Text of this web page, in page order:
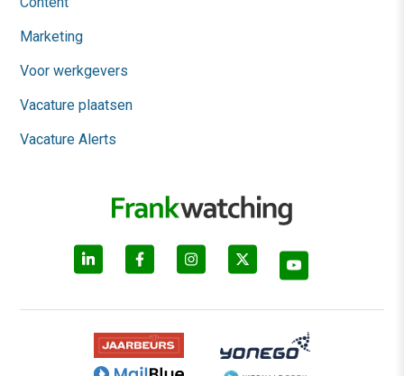
Marketing
Voor werkgevers
Vacature plaatsen
Vacature Alerts